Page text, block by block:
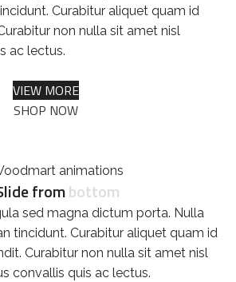
Curabitur aliquet quam id
non nulla sit amet nisl
ac lectus.
VIEW MORE
SHOP NOW
animations
frombottom
sed magna dictum porta. Nulla
tincidunt. Curabitur aliquet quam id
Curabitur non nulla sit amet nisl
convallis quis ac lectus.